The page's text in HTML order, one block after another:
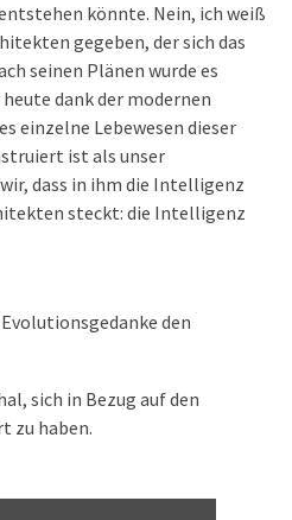
könnte. Nein, ich weiß
gegeben, der sich das
seinen Plänen wurde es
dank der modernen
einzelne Lebewesen dieser
ist als unser
dass in ihm die Intelligenz
steckt: die Intelligenz
den
sich in Bezug auf den
zu haben.